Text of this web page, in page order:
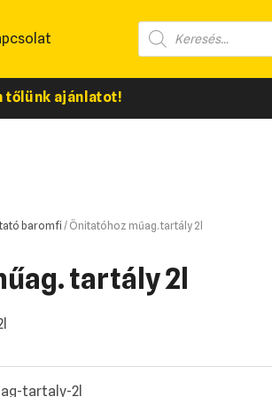
tőlünk ajánlatot!
baromfi / Önitatóhoz műag. tartály 2l
tartály 2l
tartaly-2l